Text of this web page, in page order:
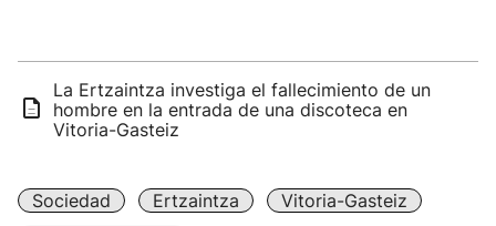
La Ertzaintza investiga el fallecimiento de un
hombre en la entrada de una discoteca en
Vitoria-Gasteiz
Sociedad Ertzaintza
Vitoria-Gasteiz